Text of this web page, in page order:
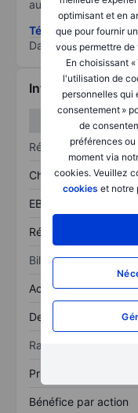
optimisant et en
que pour fournir
vous permettre
En choisissant
l'utilisation de
personnelles qui
consentement »
de
préférences
moment via
cookies. Veuillez
cookies et notre
au risque le plus
Télécharger la
Data provided by
Informations
Résultats
Chiffre d’affaires
EBITDA
Résultat net
Bilan
Actif total
Dette totale
Ratios
Prix / ventes
Bénéfice par action